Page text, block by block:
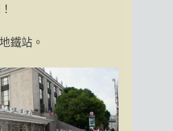
鐵站。